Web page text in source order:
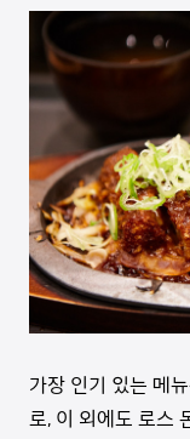
가장 인기 있는 메
로, 이 외에도 로스